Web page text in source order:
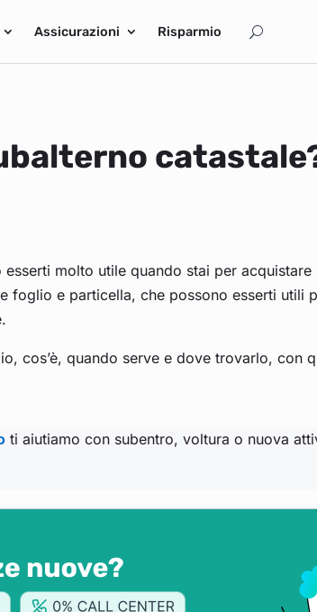
Assicurazioni Risparmio
esserti molto utile quando stai per acquistare
foglio e particella, che possono esserti utili
cos’è, quando serve e dove trovarlo, con
ti aiutiamo con subentro, voltura o nuova